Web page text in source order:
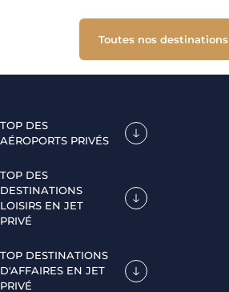
Toutes nos destinations
TOP DES
AÉROPORTS PRIVÉS
TOP DES
DESTINATIONS
LOISIRS EN JET
PRIVÉ
TOP DESTINATIONS
D'AFFAIRES EN JET
PRIVÉ